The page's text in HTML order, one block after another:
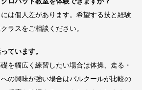
は個人差があります。希望する技と経験
ラスをご相談ください。
ています。
を幅広く練習したい場合は体操、走る・
の興味が強い場合はパルクールが比較の